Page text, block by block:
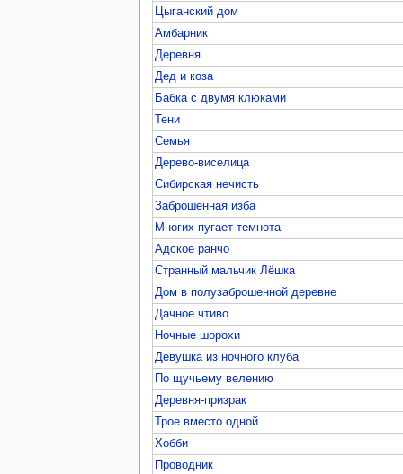
Цыганский дом
Амбарник
Деревня
Дед и коза
Бабка с двумя клюками
Тени
Семья
Дерево-виселица
Сибирская нечисть
Заброшенная изба
Многих пугает темнота
Адское ранчо
Странный мальчик Лёшка
Дом в полузаброшенной деревне
Дачное чтиво
Ночные шорохи
Девушка из ночного клуба
По щучьему велению
Деревня-призрак
Трое вместо одной
Хобби
Проводник